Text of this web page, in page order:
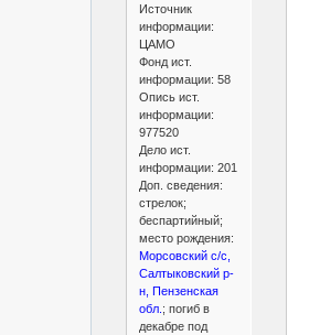
Источник
информации:
ЦАМО
Фонд ист.
информации: 58
Опись ист.
информации:
977520
Дело ист.
информации: 201
Доп. сведения:
стрелок;
беспартийный;
место рождения:
Морсовский с/с,
Салтыковский р-
н, Пензенская
обл. ; погиб в
декабре под